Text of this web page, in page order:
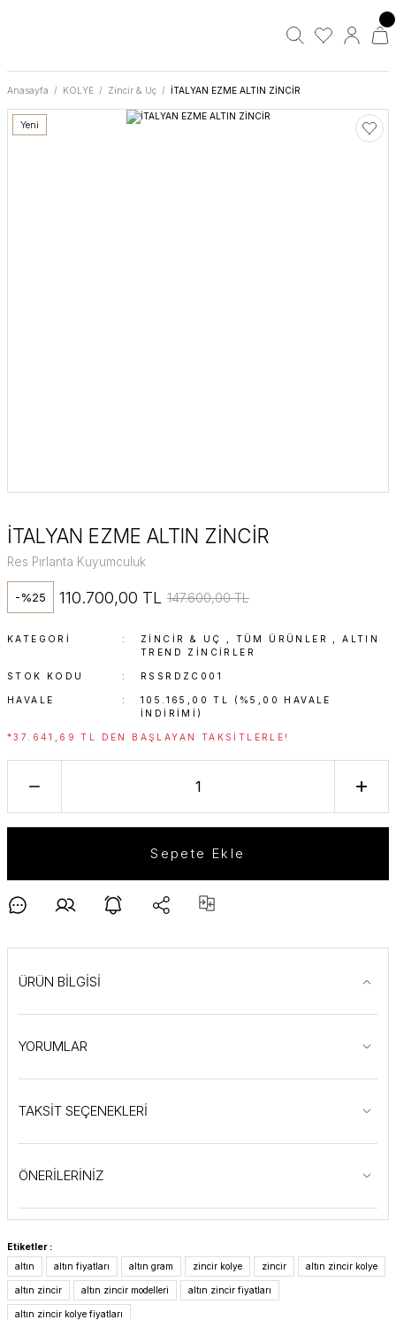
Anasayfa KOLYE Zincir & Uç İTALYAN EZME ALTIN ZİNCİR
Yeni
İTALYAN EZME ALTIN ZİNCİR
Res Pırlanta Kuyumculuk
-%25 110.700,00 TL 147.600,00 TL
KATEGORI ZINCIR & UÇ TÜM ÜRÜNLER ,ALTIN
TREND ZINCIRLER
STOK KODU RSSRDZC001
HAVALE
105.165,00 TL (%5,00 HAVALE
INDIRIMI)
*37.641,69 TL DEN BAŞLAYAN TAKSITLERLE!
Sepete Ekle
ÜRÜN BİLGİSİ
YORUMLAR
TAKSİT SEÇENEKLERİ
ÖNERİLERİNİZ
Etiketler :
altın
altın fiyatları altın gram zincir kolye zincir altın zincir kolye
altın zincir altın zincir modelleri altın zincir fiyatları
altın zincir kolye fiyatları